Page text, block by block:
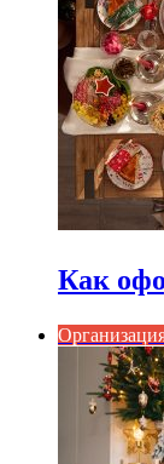
Как